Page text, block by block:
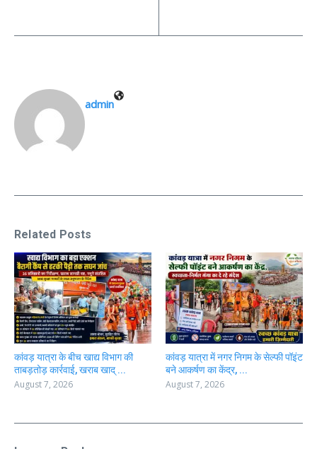
admin
Related Posts
कांवड़ यात्रा के बीच खाद्य विभाग की
ताबड़तोड़ कार्रवाई, खराब खाद् ...
August 7, 2026
कांवड़ यात्रा में नगर निगम के सेल्फी पॉइंट
बने आकर्षण का केंद्र, ...
August 7, 2026